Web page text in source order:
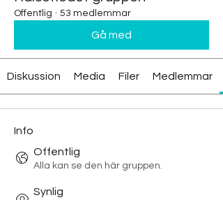
Offentlig · 53 medlemmar
Gå med
Diskussion Media Filer Medlemmar
Info
Offentlig
Alla kan se den här gruppen.
Synlig